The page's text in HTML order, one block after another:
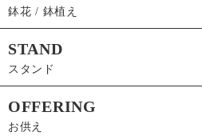
鉢花 / 鉢植え
STAND
スタンド
OFFERING
お供え